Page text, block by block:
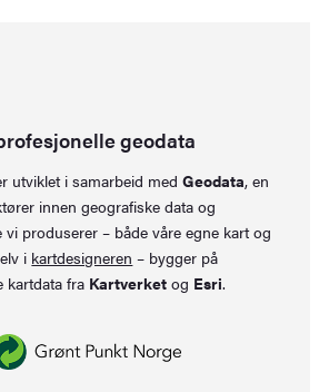
geodata
utviklet i samarbeid medGeodata, en
innen geografiske data og
vi produserer – både våre egne kart og
i kartdesigneren – bygger på
kartdata fra Kartverket og Esri.